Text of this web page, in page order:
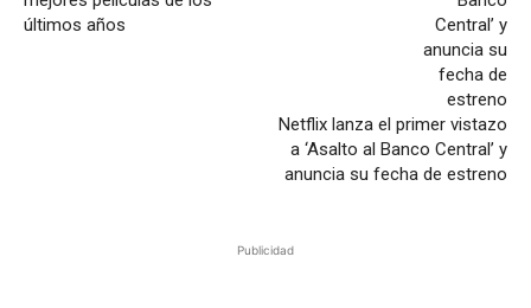
últimos años
Netflix lanza el primer vistazo
a ‘Asalto al Banco Central’ y
anuncia su fecha de estreno
Publicidad